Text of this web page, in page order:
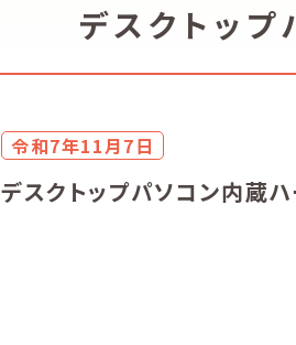
デスクトッ
令和7年11月7日
デスクトップパソコン内蔵